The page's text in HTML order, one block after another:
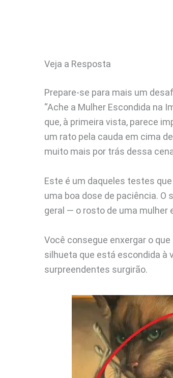
Veja a Resposta
Prepare-se para mais um
“Ache a Mulher Escondida na
que, à primeira vista, parece
um rato pela cauda em cima
muito mais por trás dessa
Este é um daqueles testes
uma boa dose de paciência.
geral — o rosto de uma mulher
Você consegue enxergar o
silhueta que está escondida à
surpreendentes surgirão.